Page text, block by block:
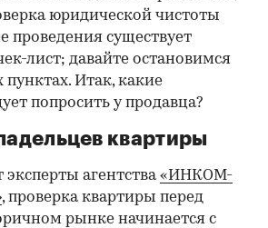
юридической чистоты
проведения существует
лист; давайте остановимся
пунктах. Итак, какие
попросить у продавца?
квартиры
агентства«ИНКОМ-
, проверка квартиры перед
рынке начинается с